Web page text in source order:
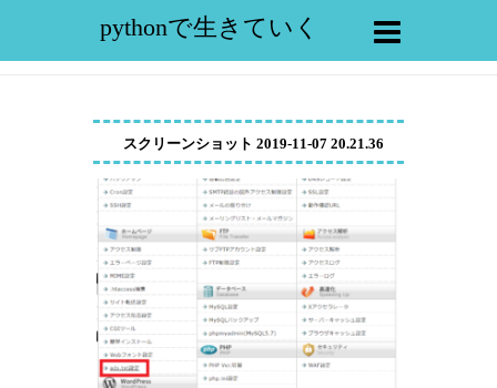
pythonで生きていく
スクリーンショット 2019-11-07 20.21.36